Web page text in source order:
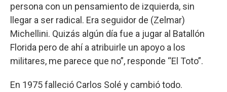
persona con un pensamiento de izquierda, sin
llegar a ser radical. Era seguidor de (Zelmar)
Michellini. Quizás algún día fue a jugar al Batallón
Florida pero de ahí a atribuirle un apoyo a los
militares, me parece que no”, responde “El Toto”.
En 1975 falleció Carlos Solé y cambió todo.